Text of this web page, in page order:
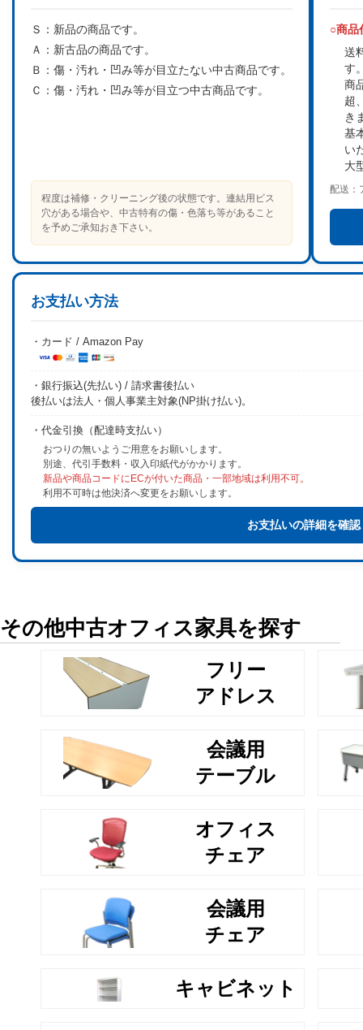
Ｓ： 新品の商品です。
Ａ： 新古品の商品です。
Ｂ： 傷・汚れ・凹み等が目立たない中古商品です。
Ｃ： 傷・汚れ・凹み等が目立つ中古商品です。
程度は補修・クリーニング後の状態です。連結用ビス
穴がある場合や、中古特有の傷・色落ち等があること
を予めご承知おき下さい。
○商品
送
す
商
超
き
基
い
大
配送：
お支払い方法
・カード / Amazon Pay
・銀行振込(先払い) / 請求書後払い
後払いは法人・個人事業主対象(NP掛け払い)。
・代金引換（配達時支払い）
おつりの無いようご用意をお願いします。
別途、代引手数料・収入印紙代がかかります。
新品や商品コードにECが付いた商品・一部地域は利用不可。
利用不可時は他決済へ変更をお願いします。
お支払いの詳細を確認
その他中古オフィス家具を探す
フリー
アドレス
会議用
テーブル
オフィス
チェア
会議用
チェア
キャビネット